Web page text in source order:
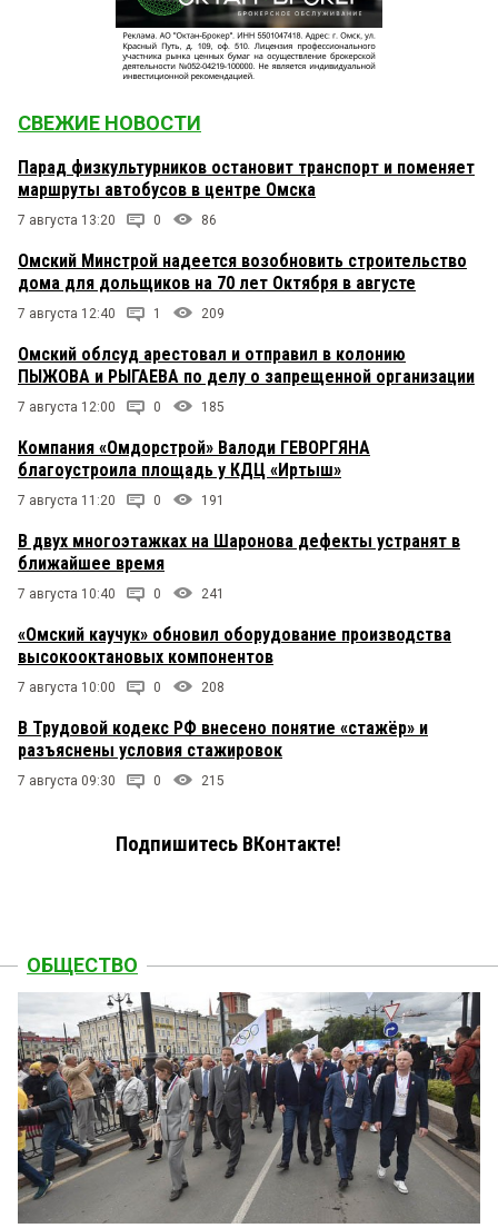
СВЕЖИЕ НОВОСТИ
Парад физкультурников остановит транспорт и поменяет
маршруты автобусов в центре Омска
7 августа 13:20 0 86
Омский Минстрой надеется возобновить строительство
дома для дольщиков на 70 лет Октября в августе
7 августа 12:40 1 209
Омский облсуд арестовал и отправил в колонию
ПЫЖОВА и РЫГАЕВА по делу о запрещенной организации
7 августа 12:00 0 185
Компания «Омдорстрой» Валоди ГЕВОРГЯНА
благоустроила площадь у КДЦ «Иртыш»
7 августа 11:20 0 191
В двух многоэтажках на Шаронова дефекты устранят в
ближайшее время
7 августа 10:40 0 241
«Омский каучук» обновил оборудование производства
высокооктановых компонентов
7 августа 10:00 0 208
В Трудовой кодекс РФ внесено понятие «стажёр» и
разъяснены условия стажировок
7 августа 09:30 0 215
Подпишитесь ВКонтакте!
ОБЩЕСТВО